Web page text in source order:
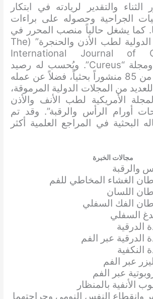
والتقدير لريادته في ابتكار
الجراحية وحصوله على براءات
كما يشغل حالياً منصب المحرر في
كل من “المجلة الدولية لطب الأذن والحنجرة” (The
International Journal of
Laryngology) ومجلة “Cureus”. ويُحسب له رصيد
علمي يضم أكثر من 85 منشوراً بحثياً، فضلاً عن عمله
من المجلات الدولية المرموقة،
الأمريكية لطب الأنف والأذن
أورام الرأس والرقبة”. وقد تم
البحثية في المراجع العلمية أكثر
مجالات الخبرة
والرقبة
الغشاء المخاطي للفم
اللسان
الفك السفلي
السفلي
الدرقية
الدرقية عبر الفم
النكفية
عبر الفم
عبر الفم
الأنفية بالمنظار
وانقطاع النفس النومي وجراحتهما